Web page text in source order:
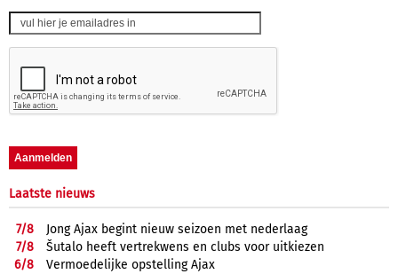
Laatste nieuws
7/8
Jong Ajax begint nieuw seizoen met nederlaag
7/8
Šutalo heeft vertrekwens en clubs voor uitkiezen
6/8
Vermoedelijke opstelling Ajax